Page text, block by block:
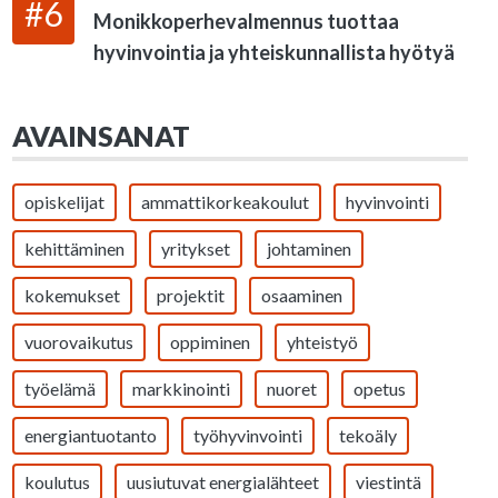
#6
Monikkoperhevalmennus tuottaa
hyvinvointia ja yhteiskunnallista hyötyä
AVAINSANAT
opiskelijat ammattikorkeakoulut hyvinvointi
kehittäminen yritykset johtaminen
kokemukset projektit osaaminen
vuorovaikutus oppiminen yhteistyö
työelämä markkinointi nuoret opetus
energiantuotanto työhyvinvointi tekoäly
koulutus uusiutuvat energialähteet viestintä